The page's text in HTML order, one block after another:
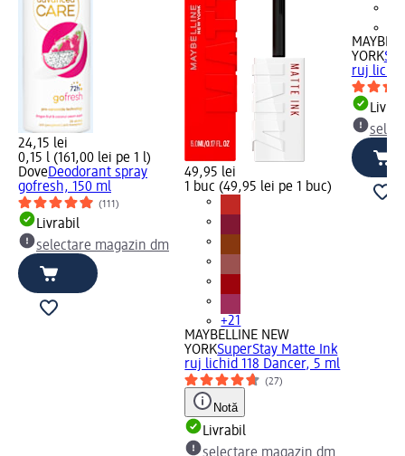
24,15 lei
0,15 l (161,00 lei pe 1 l)
DoveDeodorant spray
gofresh, 150 ml
(111)
Livrabil
selectare magazin dm
49,95 lei
1 buc (49,95 lei pe 1 buc)
+21
MAYBELLINE NEW
YORKSuperStay Matte Ink
ruj lichid 118 Dancer, 5 ml
(27)
Notă
Livrabil
YORK
ruj